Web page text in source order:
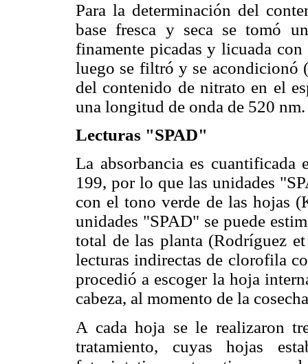
Para la determinación del
base fresca y seca se tomó
finamente picadas y licuada
luego se filtró y se acondicionó
del contenido de nitrato en el
una longitud de onda de 520 nm.
Lecturas "SPAD"
La absorbancia es cuantificada
199, por lo que las unidades
con el tono verde de las hojas
unidades "SPAD" se puede
total de las planta (Rodríguez
lecturas indi­rectas de clorofila
procedió a escoger la hoja
cabeza, al momento de la
A cada hoja se le realizaron
tratamiento, cuyas hojas